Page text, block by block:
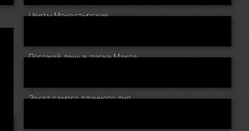
Цветы Монастырские.
Погожий день в парке Макса Ашманна.
Закат самого длинного дня.